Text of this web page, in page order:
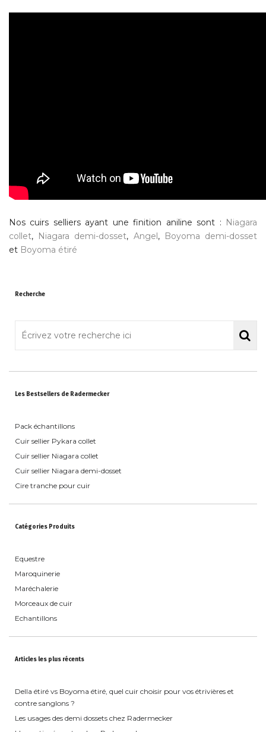
Nos cuirs selliers ayant une finition aniline sont : Niagara
collet, Niagara demi-dosset, Angel, Boyoma demi-dosset
et Boyoma étiré
Recherche
Les Bestsellers de Radermecker
Pack échantillons
Cuir sellier Pykara collet
Cuir sellier Niagara collet
Cuir sellier Niagara demi-dosset
Cire tranche pour cuir
Catégories Produits
Equestre
Maroquinerie
Maréchalerie
Morceaux de cuir
Echantillons
Articles les plus récents
Della étiré vs Boyoma étiré, quel cuir choisir pour vos étrivières et
contre sanglons ?
Les usages des demi dossets chez Radermecker